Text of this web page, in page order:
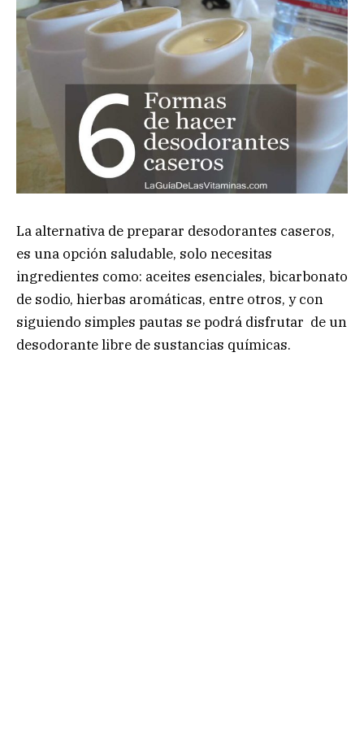
La alternativa de preparar desodorantes caseros,
es una opción saludable, solo necesitas
ingredientes como: aceites esenciales, bicarbonato
de sodio, hierbas aromáticas, entre otros, y con
siguiendo simples pautas se podrá disfrutar de un
desodorante libre de sustancias químicas.